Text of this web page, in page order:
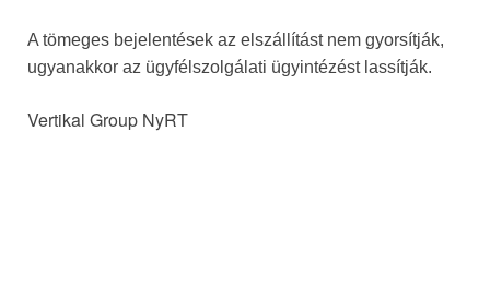
A tömeges bejelentések az elszállítást nem gyorsítják,
ugyanakkor az ügyfélszolgálati ügyintézést lassítják.
Vertikal Group NyRT